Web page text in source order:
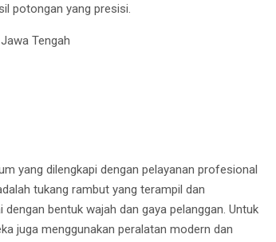
potongan yang presisi.
Tengah
yang dilengkapi dengan pelayanan profesional
tukang rambut yang terampil dan
bentuk wajah dan gaya pelanggan. Untuk
juga menggunakan peralatan modern dan